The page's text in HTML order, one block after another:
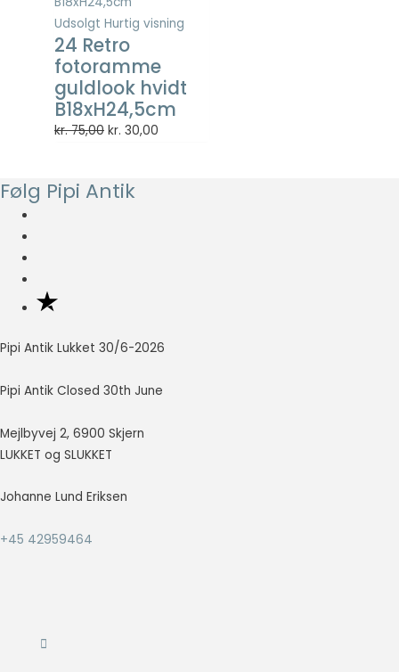
Udsolgt Hurtig visning
24 Retro
fotoramme
guldlook hvidt
B18xH24,5cm
kr.75,00 Den
var:
kr. 30,00
Følg Pipi Antik
Pipi Antik Lukket 30/6-2026
Pipi Antik Closed 30th June
Mejlbyvej 2, 6900 Skjern
LUKKET og SLUKKET
Johanne Lund Eriksen
+45 42959464
besøgende
interagerer
hjemmesider
indsamle og
rapportere
oplysninger
muligt under
nægter disse
forsvinder en
funktionalitet
fra
hjemmesiden.
Marketing
websites.